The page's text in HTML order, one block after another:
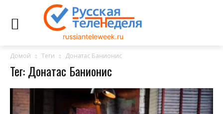
russianteleweek.ru
Домой Теги Донатас Банионис
Тег: Донатас Банионис